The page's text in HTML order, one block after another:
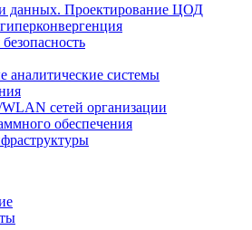
данных. Проектирование ЦОД
аналитические системы
сетей организации
обеспечения